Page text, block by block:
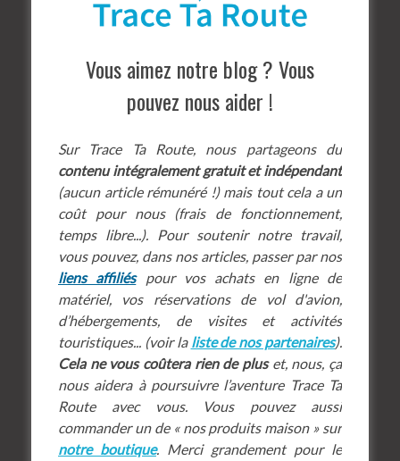
Vous aimez notre blog ? Vous
pouvez nous aider !
Sur Trace Ta Route, nous partageons du
contenu intégralement gratuit et indépendant
(aucun article rémunéré !) mais tout cela a un
coût pour nous (frais de fonctionnement,
temps libre...). Pour soutenir notre travail,
vous pouvez, dans nos articles, passer par nos
liens affiliéspour vos achats en ligne de
matériel, vos réservations de vol d'avion,
d’hébergements, de visites et activités
touristiques... (voir la liste de nos partenaires).
Cela ne vous coûtera rien de pluset, nous, ça
nous aidera à poursuivre l’aventure Trace Ta
Route avec vous. Vous pouvez aussi
commander un de « nos produits maison » sur
notre boutique. Merci grandement pour le